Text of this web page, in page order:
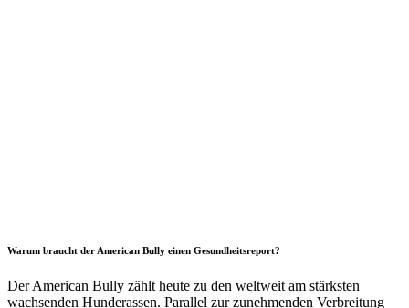
Warum braucht der American Bully einen Gesundheitsreport?
Der American Bully zählt heute zu den weltweit am stärksten
wachsenden Hunderassen. Parallel zur zunehmenden Verbreitung